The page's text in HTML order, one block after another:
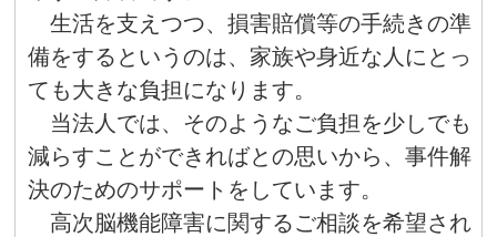
生活を支えつつ、損害賠償等の手続きの準
備をするというのは、家族や身近な人にとっ
ても大きな負担になります。
当法人では、そのようなご負担を少しでも
減らすことができればとの思いから、事件解
決のためのサポートをしています。
高次脳機能障害に関するご相談を希望され